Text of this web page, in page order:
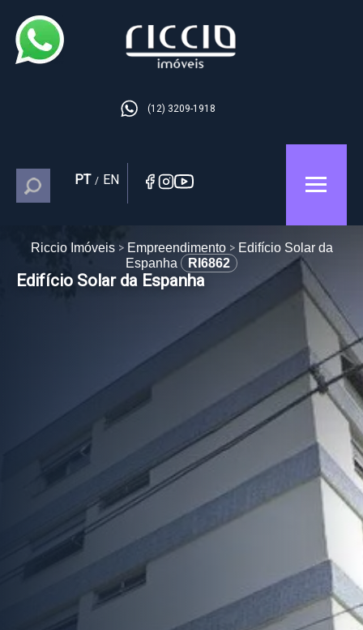
(12) 3209-1918
PT / EN
Riccio Imóveis Empreendimento
Edifício Solar da
Espanha
RI6862
Edifício Solar da Espanha